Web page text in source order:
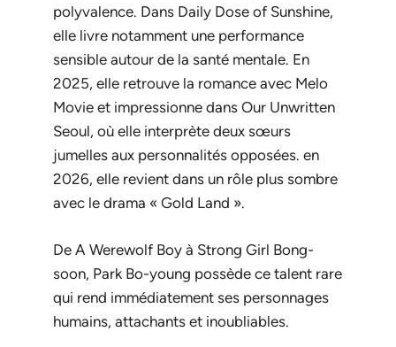
polyvalence. Dans Daily Dose of Sunshine,
elle livre notamment une performance
sensible autour de la santé mentale. En
2025, elle retrouve la romance avec Melo
Movie et impressionne dans Our Unwritten
Seoul, où elle interprète deux sœurs
jumelles aux personnalités opposées. en
2026, elle revient dans un rôle plus sombre
avec le drama « Gold Land ».
De A Werewolf Boy à Strong Girl Bong-
soon, Park Bo-young possède ce talent rare
qui rend immédiatement ses personnages
humains, attachants et inoubliables.